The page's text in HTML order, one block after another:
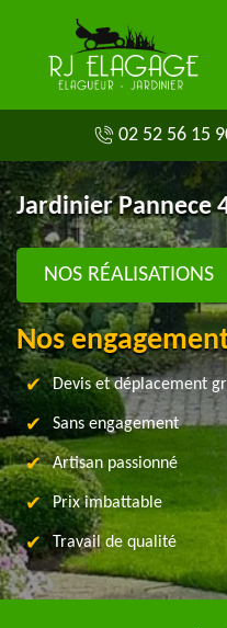
02 52 56 15
Jardinier Pannece
NOS RÉALISATIONS
Nos
Devis et déplacement
Sans engagement
Artisan passionné
Prix imbattable
Travail de qualité